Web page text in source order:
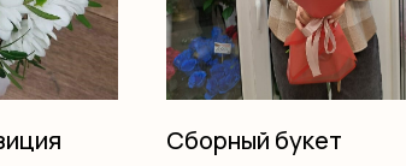
Сборный букет